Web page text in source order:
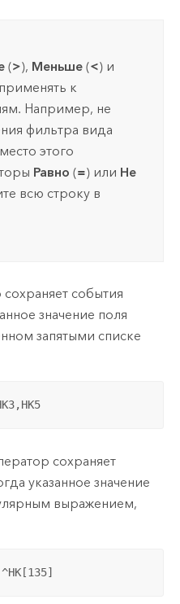
(>), Меньше(<) и
к
Например, не
фильтра вида
этого
Равно (=) или Не
всю строку в
события
значение поля
запятыми списке
сохраняет
указанное значение
выражением,
^HK[135]